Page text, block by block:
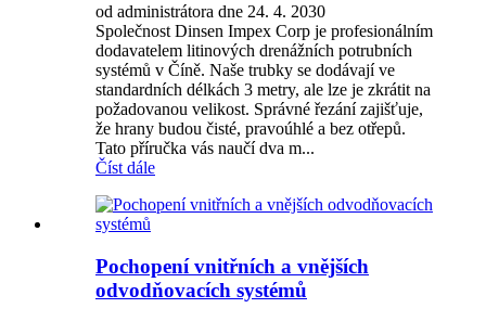
od administrátora dne 24. 4. 2030
Společnost Dinsen Impex Corp je profesionálním
dodavatelem litinových drenážních potrubních
systémů v Číně. Naše trubky se dodávají ve
standardních délkách 3 metry, ale lze je zkrátit na
požadovanou velikost. Správné řezání zajišťuje,
že hrany budou čisté, pravoúhlé a bez otřepů.
Tato příručka vás naučí dva m...
Číst dále
Pochopení vnitřních a vnějších
odvodňovacích systémů